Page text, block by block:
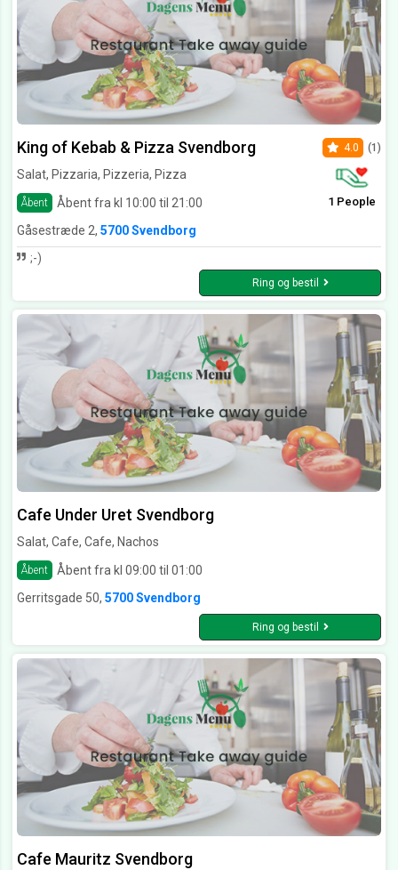
King of Kebab & Pizza Svendborg
Salat, Pizzaria, Pizzeria, Pizza
Åbent Åbent fra kl 10:00 til 21:00
4.0 (1)
1 People
Gåsestræde 2, 5700 Svendborg
;-)
Ring og bestil
Cafe Under Uret Svendborg
Salat, Cafe, Cafe, Nachos
Åbent
Åbent fra kl 09:00 til 01:00
Gerritsgade 50, 5700 Svendborg
Ring og bestil
Cafe Mauritz Svendborg